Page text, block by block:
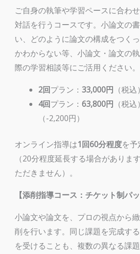
ご自身の執筆や学習ペースに合わ
対話を行うコースです。小論文の
い、どのように論文の構成をつく
かわからない等、小論文・論文の
際の学習相談等にご活用ください。
2回プラン： 33,000円 （税込）
4回プラン： 63,800円 （税
（-2,200円）
オンライン指導は1回60分程度を
（20分程度延長する場合がありま
ただきません）。
【添削指導コース：チケット制パッ
小論文や論文を、プロの視点から
削を行います。同じ課題を完成す
を受けることも、複数の異なる課